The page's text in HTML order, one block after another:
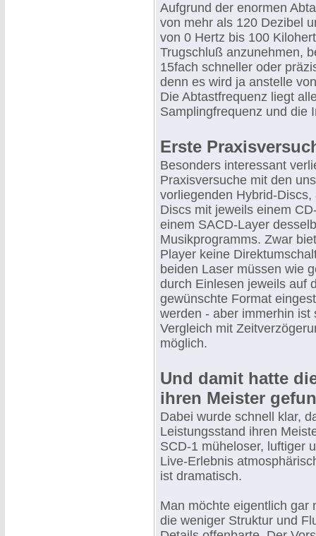
Aufgrund der enormen
von mehr als 120 Dezibel
von 0 Hertz bis 100
Trugschluß anzunehmen,
15fach schneller oder
denn es wird ja anstelle
Die Abtastfrequenz liegt
Samplingfrequenz und die
Erste
Besonders interessant
Praxisversuche mit den uns
vorliegenden Hybrid-Discs,
Discs mit jeweils einem
einem SACD-Layer
Musikprogramms. Zwar
Player keine
beiden Laser müssen wie
durch Einlesen jeweils auf
gewünschte Format
werden - aber immerhin ist
Vergleich mit
möglich.
Und damit hatte
ihren Meister
Dabei wurde schnell klar,
Leistungsstand ihren
SCD-1 müheloser, luftiger
Live-Erlebnis
ist dramatisch.
Man möchte eigentlich gar
die weniger Struktur und